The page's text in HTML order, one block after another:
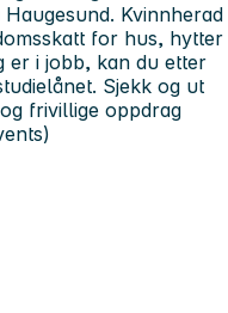
Kvinnherad
for hus, hytter
er i jobb, kan du etter
Sjekk og ut
frivillige oppdrag